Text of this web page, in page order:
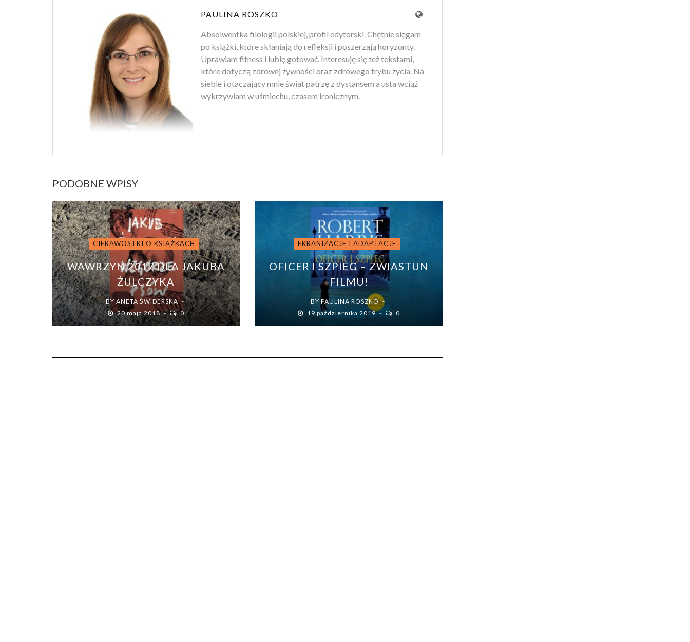
PAULINA ROSZKO
Absolwentka filologii polskiej, profil edytorski. Chętnie sięgam
po książki, które skłaniają do refleksji i poszerzają horyzonty.
Uprawiam fitness i lubię gotować. Interesuję się też tekstami,
które dotyczą zdrowej żywności oraz zdrowego trybu życia. Na
siebie i otaczający mnie świat patrzę z dystansem a usta wciąż
wykrzywiam w uśmiechu, czasem ironicznym.
PODOBNE WPISY
CIEKAWOSTKI O KSIĄŻKACH
WAWRZYN 2017 DLA JAKUBA
ŻULCZYKA
BYANETA ŚWIDERSKA
20 maja 2018
0
EKRANIZACJE I ADAPTACJE
OFICER I SZPIEG – ZWIASTUN
FILMU!
BYPAULINA ROSZKO
19 października 2019
0